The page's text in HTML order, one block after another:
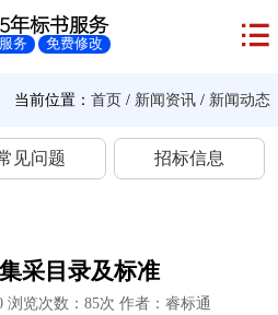
年标书服务
务 免费修改
当前位置： 首页 / 新闻资讯 / 新闻动态
见问题 招标信息
采目录及标准
浏览次数：85次 作者：睿标通